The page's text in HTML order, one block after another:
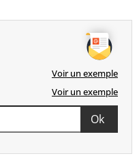
Voir un exemple
Voir un exemple